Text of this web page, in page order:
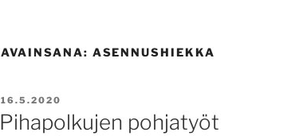
AVAINSANA: ASENNUSHIEKKA
JULKAISTU
16.5.2020
Pihapolkujen pohjatyöt